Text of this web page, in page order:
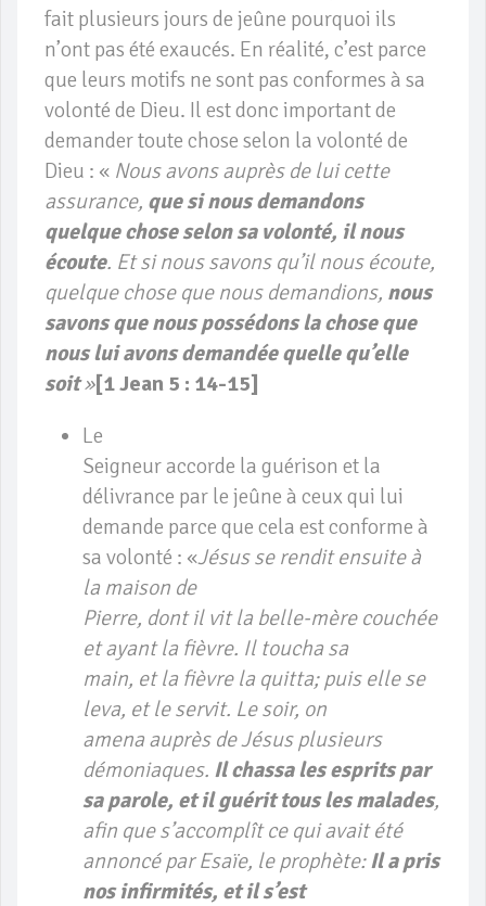
fait plusieurs jours de jeûne pourquoi ils
n’ont pas été exaucés. En réalité, c’est parce
que leurs motifs ne sont pas conformes à sa
volonté de Dieu. Il est donc important de
demander toute chose selon la volonté de
Dieu : « Nous avons auprès de lui cette
assurance, que si nous demandons
quelque chose selon sa volonté, il nous
écoute. Et si nous savons qu’il nous écoute,
quelque chose que nous demandions, nous
savons que nous possédons la chose que
nous lui avons demandée quelle qu’elle
soit»[1 Jean 5 : 14-15]
Le
Seigneur accorde la guérison et la
délivrance par le jeûne à ceux qui lui
demande parce que cela est conforme à
sa volonté : «Jésus se rendit ensuite à
la maison de
Pierre, dont il vit la belle-mère couchée
et ayant la fièvre. Il toucha sa
main, et la fièvre la quitta; puis elle se
leva, et le servit. Le soir, on
amena auprès de Jésus plusieurs
démoniaques. Il chassa les esprits par
sa parole, et il guérit tous les malades,
afin que s’accomplît ce qui avait été
annoncé par Esaïe, le prophète:Il a pris
nos infirmités, et il s’est